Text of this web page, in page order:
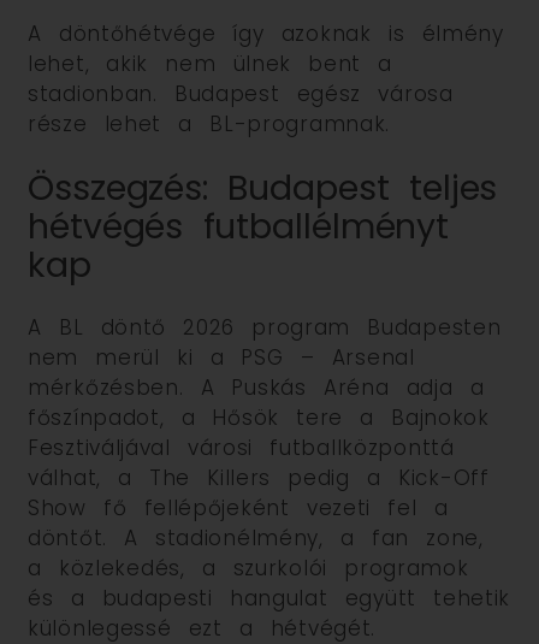
A döntőhétvége így azoknak is élmény
lehet, akik nem ülnek bent a
stadionban. Budapest egész városa
része lehet a BL-programnak.
Összegzés: Budapest teljes
hétvégés futballélményt
kap
A BL döntő 2026 program Budapesten
nem merül ki a PSG – Arsenal
mérkőzésben. A Puskás Aréna adja a
főszínpadot, a Hősök tere a Bajnokok
Fesztiváljával városi futballközponttá
válhat, a The Killers pedig a Kick-Off
Show fő fellépőjeként vezeti fel a
döntőt. A stadionélmény, a fan zone,
a közlekedés, a szurkolói programok
és a budapesti hangulat együtt tehetik
különlegessé ezt a hétvégét.